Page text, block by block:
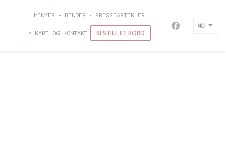
MENYER BILDER PRESSEARTIKLER
KART OG KONTAKT BESTILL ET BORD Facebook
NO